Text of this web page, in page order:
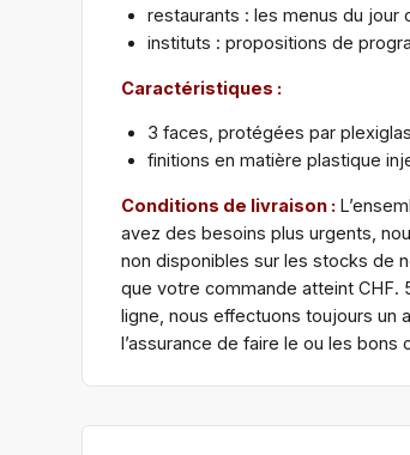
restaurants : les menus du jour
instituts : propositions de
Caractéristiques :
3 faces, protégées par
finitions en matière plastique
Conditions de livraison :
avez des besoins plus urgents,
non disponibles sur les stocks de
que votre commande atteint CHF.
ligne, nous effectuons toujours un
l’assurance de faire le ou les